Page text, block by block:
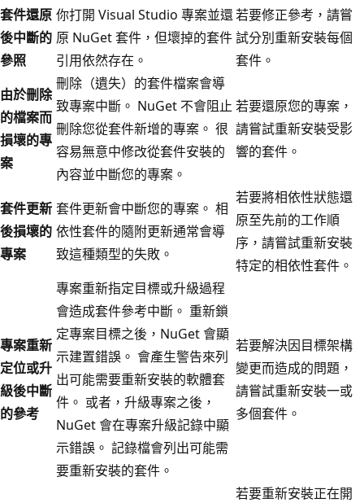
套件還原
後中斷的
參照
你打開 Visual Studio 專案並還
原 NuGet 套件，但壞掉的套件
引用依然存在。
若要修正參考，請嘗
試分別重新安裝每個
套件。
由於刪除
的檔案而
損壞的專
案
刪除（遺失）的套件檔案會導
致專案中斷。 NuGet 不會阻止
刪除您從套件新增的專案。 很
容易無意中修改從套件安裝的
內容並中斷您的專案。
若要還原您的專案，
請嘗試重新安裝受影
響的套件。
套件更新
後損壞的
專案
套件更新會中斷您的專案。 相
依性套件的隨附更新通常會導
致這種類型的失敗。
若要將相依性狀態還
原至先前的工作順
序，請嘗試重新安裝
特定的相依性套件。
專案重新
定位或升
級後中斷
的參考
專案重新指定目標或升級過程
會造成套件參考中斷。 重新鎖
定專案目標之後，NuGet 會顯
示建置錯誤。 會產生警告來列
出可能需要重新安裝的軟體套
件。 或者，升級專案之後，
NuGet 會在專案升級記錄中顯
示錯誤。 記錄檔會列出可能需
要重新安裝的套件。
若要解決因目標架構
變更而造成的問題，
請嘗試重新安裝一或
多個套件。
若要重新安裝正在開